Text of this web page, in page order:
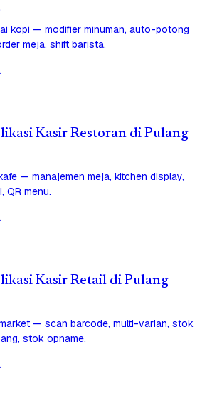
kopi — modifier minuman, auto-potong
meja, shift barista.
Kasir Restoran di Pulang
— manajemen meja, kitchen display,
QR menu.
Kasir Retail di Pulang
— scan barcode, multi-varian, stok
stok opname.